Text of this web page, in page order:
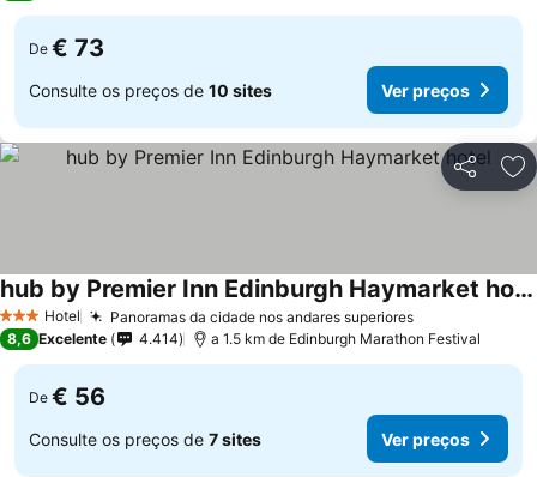
De € 73
Consulte os preços de 10 sites Ver preços
Partilhar
3 EstrelasHotel Panoramas da cidade nos andares superiores
hub by Premier Inn Edinburgh Haymarket hotel
8,6 Excelente 4.414 a 1.5 km de Edinburgh Marathon Festival
De € 56
Consulte os preços de 7 sites Ver preços